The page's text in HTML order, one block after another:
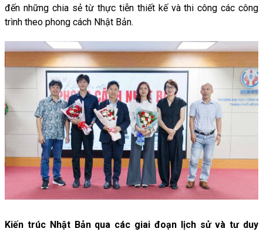
đến những chia sẻ từ thực tiễn thiết kế và thi công các công
trình theo phong cách Nhật Bản.
Kiến trúc Nhật Bản qua các giai đoạn lịch sử và tư duy